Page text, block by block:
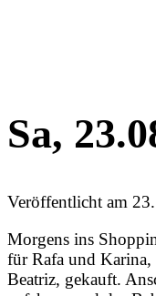
Sa,
Veröffentlicht am
Morgens ins
für Rafa und
Beatriz, gekauft.